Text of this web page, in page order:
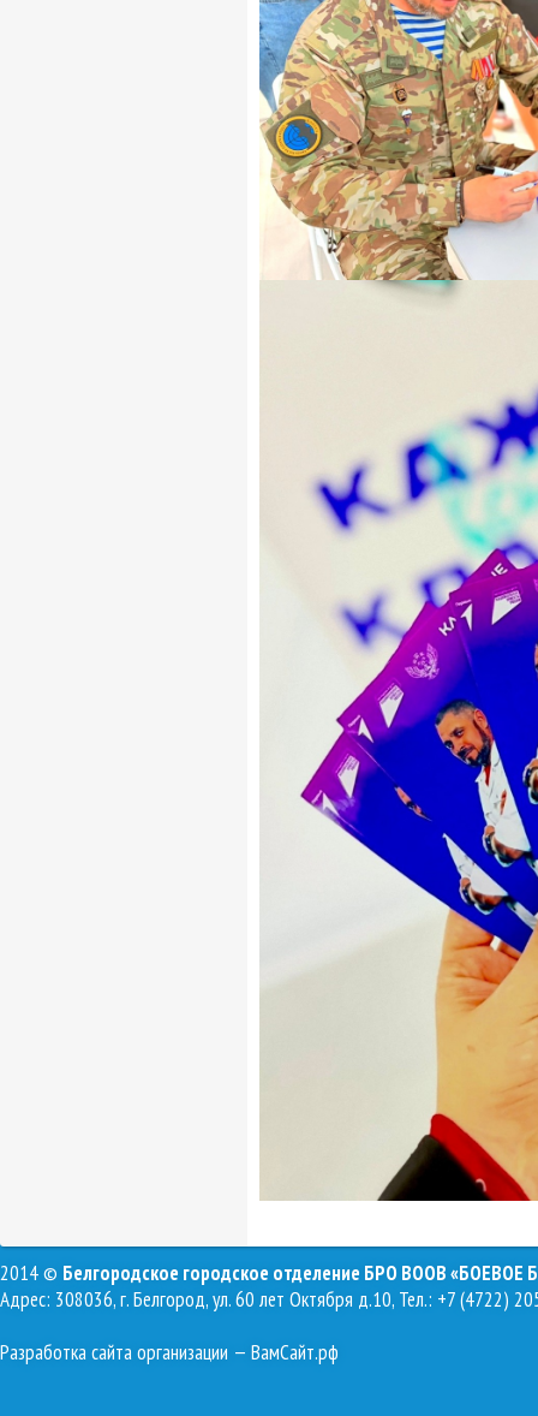
2014 © Белгородское городское отделение БРО ВООВ «БОЕВОЕ
Адрес: 308036, г. Белгород, ул. 60 лет Октября д.10, Тел.: +7 (4722)
Разработка сайта организации — ВамСайт.рф